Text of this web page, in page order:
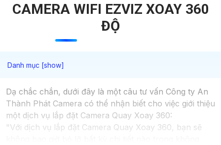
CAMERA WIFI EZVIZ XOAY 360
ĐỘ
Dạ chắc chắn, dưới đây là một câu tư vấn Công ty An
Thành Phát Camera có thể nhận biết cho việc giới thiệu
một dịch vụ lắp đặt Camera Quay Xoay 360:
"Với dịch vụ lắp đặt Camera Quay Xoay 360, bạn sẽ